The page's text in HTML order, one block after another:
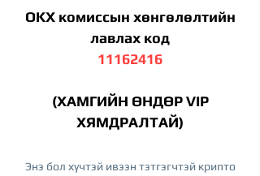
OKX комиссын хөнгөлөлтийн
лавлах код
11162416
(ХАМГИЙН ӨНДӨР VIP
ХЯМДРАЛТАЙ)
Энэ бол хүчтэй ивээн тэтгэгчтэй крипто